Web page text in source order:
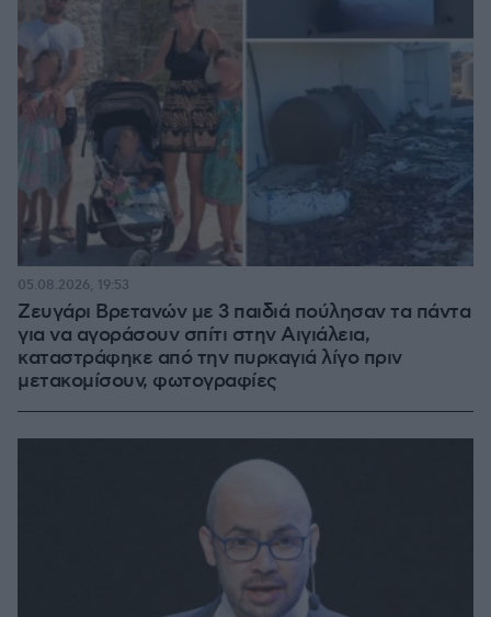
Ζευγάρι Βρετανών με 3 παιδιά πούλησαν τα πάντα
για να αγοράσουν σπίτι στην Αιγιάλεια,
καταστράφηκε από την πυρκαγιά λίγο πριν
μετακομίσουν, φωτογραφίες
05.08.2026, 19:53